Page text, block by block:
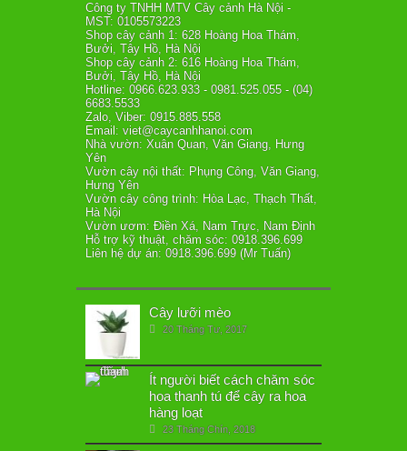
Công ty TNHH MTV Cây cảnh Hà Nội -
MST: 0105573223
Shop cây cảnh 1: 628 Hoàng Hoa Thám,
Bưởi, Tây Hồ, Hà Nội
Shop cây cảnh 2: 616 Hoàng Hoa Thám,
Bưởi, Tây Hồ, Hà Nội
Hotline: 0966.623.933 - 0981.525.055 - (04)
6683.5533
Zalo, Viber: 0915.885.558
Email: viet@caycanhhanoi.com
Nhà vườn: Xuân Quan, Văn Giang, Hưng
Yên
Vườn cây nội thất: Phụng Công, Văn Giang,
Hưng Yên
Vườn cây công trình: Hòa Lạc, Thạch Thất,
Hà Nội
Vườn ươm: Điền Xá, Nam Trực, Nam Định
Hỗ trợ kỹ thuật, chăm sóc: 0918.396.699
Liên hệ dự án: 0918.396.699 (Mr Tuấn)
Cây lưỡi mèo
20 Tháng Tư, 2017
Ít người biết cách chăm sóc
hoa thanh tú để cây ra hoa
hàng loạt
23 Tháng Chín, 2018